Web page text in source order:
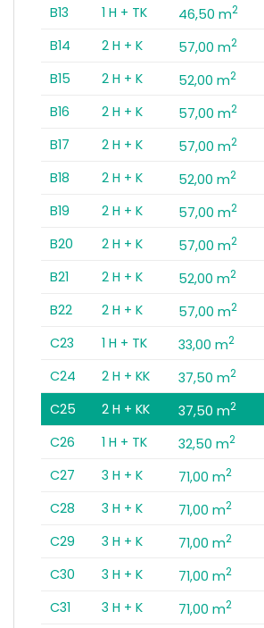
B13
1 H + TK 46,50 m2
B14
2 H + K 57,00 m2
B15
2 H + K 52,00 m2
B16
2 H + K 57,00 m2
B17
2 H + K 57,00 m2
B18
2 H + K 52,00 m2
B19
2 H + K 57,00 m2
B20
2 H + K 57,00 m2
B21
2 H + K 52,00 m2
B22
2 H + K 57,00 m2
C23
1 H + TK 33,00 m2
C24
2 H + KK 37,50 m2
C25
2 H + KK 37,50 m2
C26
1 H + TK 32,50 m2
C27
3 H + K 71,00 m2
C28
3 H + K 71,00 m2
C29
3 H + K 71,00 m2
C30
3 H + K 71,00 m2
C31
3 H + K 71,00 m2